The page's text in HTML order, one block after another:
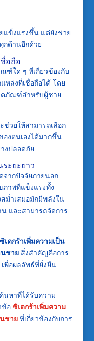
แข็งแรงขึ้น แต่ยังช่วย
กด้านอีกด้วย
อถือ
ฑ์ใด ๆ ที่เกี่ยวข้องกับ
ล่งที่เชื่อถือได้ โดย
ภัณฑ์สำหรับผู้ชาย
ช่วยให้สามารถเลือก
งตนเองได้มากขึ้น
งปลอดภัย
ะยะยาว
จากปัจจัยภายนอก
ภาพที่แข็งแรงทั้ง
ม่ำเสมอมักมีพลังใน
และสามารถจัดการ
ซิเดกร้าเพิ่มความเป็น
ชายสิ่งสำคัญคือการ
พื่อผลลัพธ์ที่ยั่งยืน
นหาที่ได้รับความ
ข้อ ซิเดกร้าเพิ่มความ
ชายที่เกี่ยวข้องกับการ